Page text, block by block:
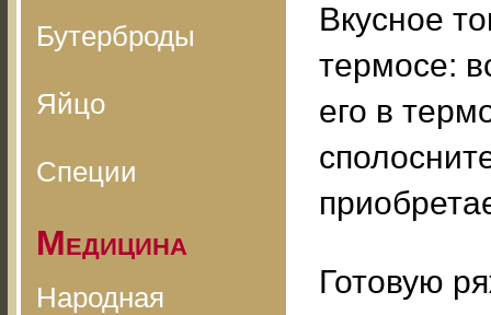
Бутерброды
Яйцо
Специи
Медицина
Народная
Вкусное
термосе:
его в
Готовую